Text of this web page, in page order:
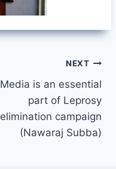
NEXT
Media is an essential
part of Leprosy
elimination campaign
(Nawaraj Subba)